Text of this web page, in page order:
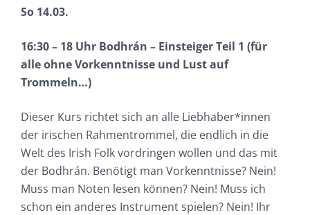
So 14.03.
16:30 – 18 Uhr Bodhrán – Einsteiger Teil 1 (für
alle ohne Vorkenntnisse und Lust auf
Trommeln…)
Dieser Kurs richtet sich an alle Liebhaber*innen
der irischen Rahmentrommel, die endlich in die
Welt des Irish Folk vordringen wollen und das mit
der Bodhrán. Benötigt man Vorkenntnisse? Nein!
Muss man Noten lesen können? Nein! Muss ich
schon ein anderes Instrument spielen? Nein! Ihr